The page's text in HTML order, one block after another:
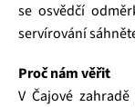
se osvědčí
servírování
Proč nám věřit
V Čajové